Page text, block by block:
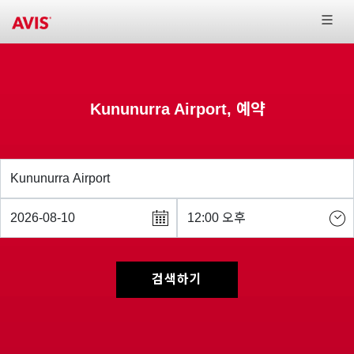
Kununurra Airport, 예약
검색하기